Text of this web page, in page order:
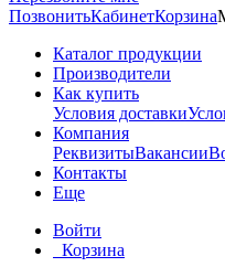
ПозвонитьКабинетКорзина
Каталог продукции
Производители
Как купить
Условия доставки
Компания
РеквизитыВакансии
Контакты
Еще
Войти
Корзина